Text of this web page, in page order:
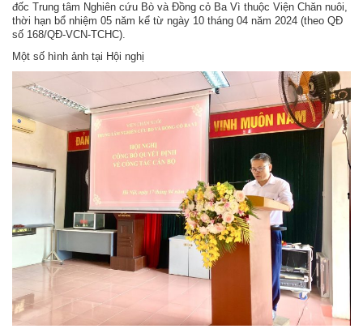
đốc Trung tâm Nghiên cứu Bò và Đồng cỏ Ba Vì thuộc Viện Chăn nuôi,
thời hạn bổ nhiệm 05 năm kể từ ngày 10 tháng 04 năm 2024 (theo QĐ
số 168/QĐ-VCN-TCHC).
Một số hình ảnh tại Hội nghị